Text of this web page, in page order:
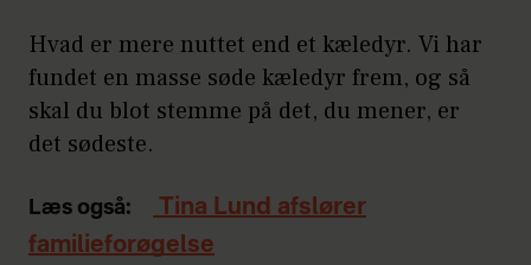
Hvad er mere nuttet end et kæledyr. Vi har
fundet en masse søde kæledyr frem, og så
skal du blot stemme på det, du mener, er
det sødeste.
Læs også:
Tina Lund afslører
familieforøgelse